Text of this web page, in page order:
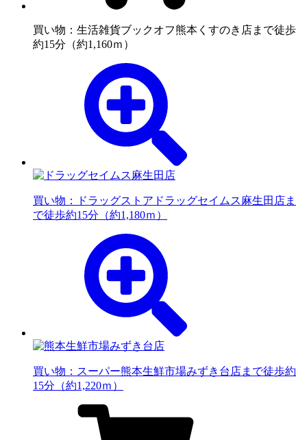
買い物：生活雑貨ブックオフ熊本くすのき店まで徒歩
約15分（約1,160ｍ）
買い物：ドラッグストア ドラッグセイムス麻生田店ま
で徒歩約15分（約1,180ｍ）
買い物：スーパー熊本生鮮市場みずき台店まで徒歩約
15分（約1,220ｍ）